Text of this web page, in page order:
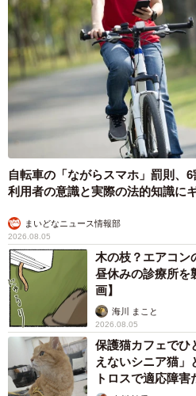
自転車の「ながらスマホ」罰則、
利用者の意識と実際の法的知識に
まいどなニュース情報部
2026.08.05
木の枝？エアコ
昼休みの診療所を
画】
海川 まこと
2026.08.05
保護猫カフェでひ
えないシニア猫
トロスで適応障